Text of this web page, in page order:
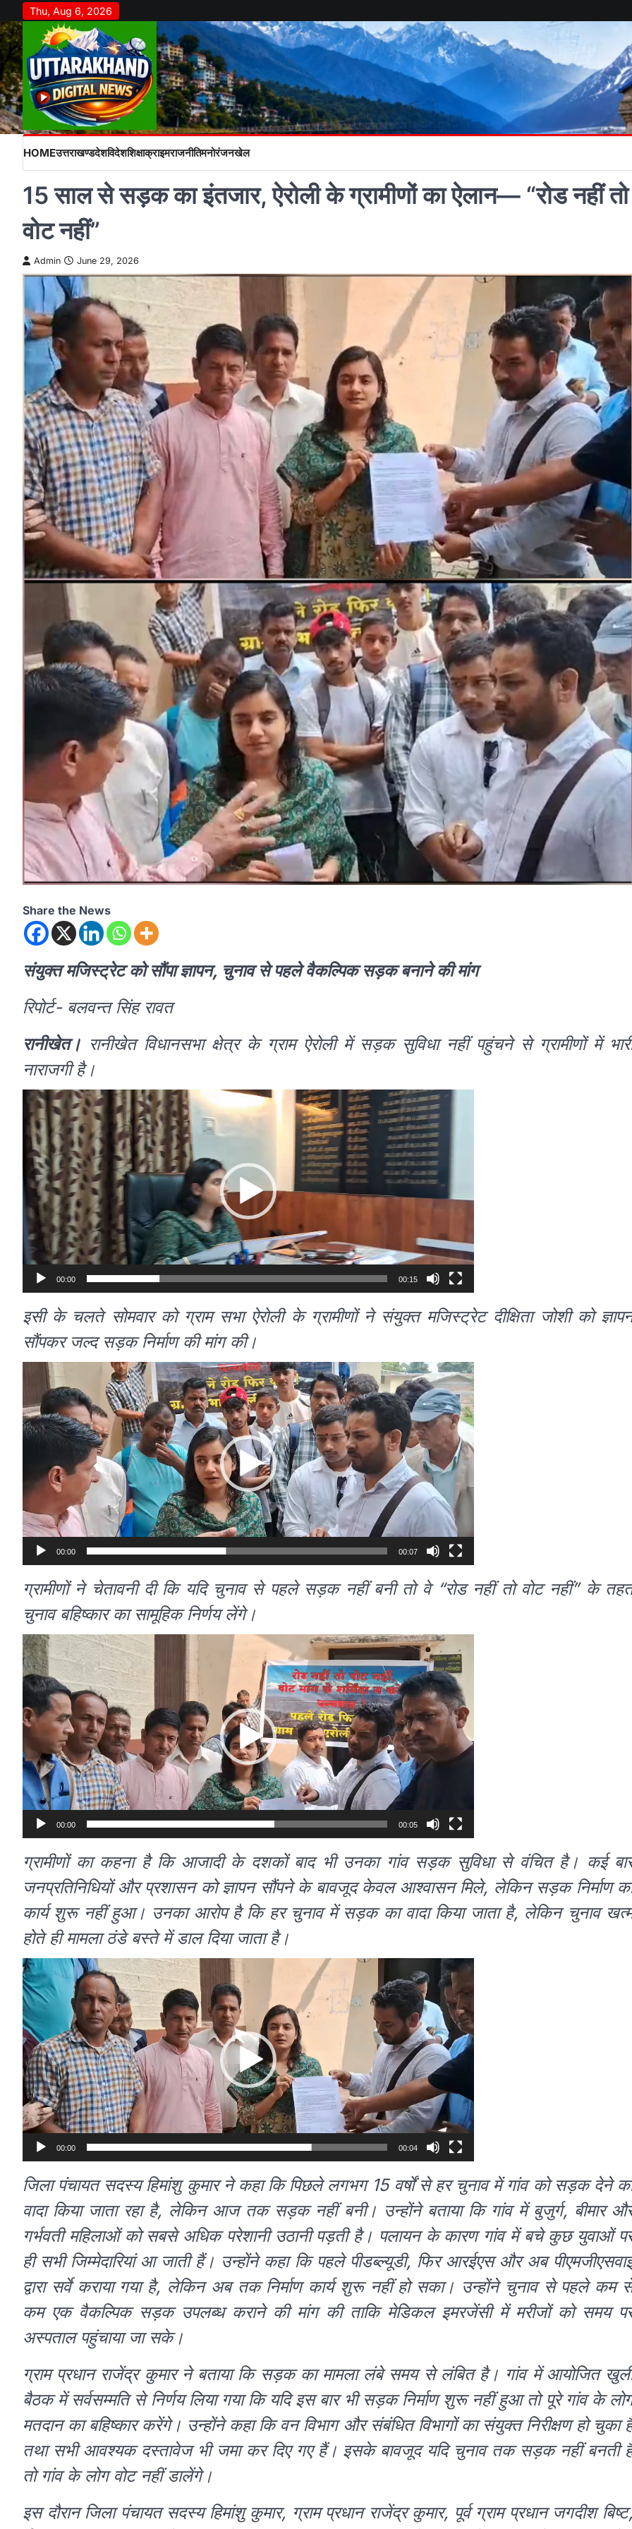
to
content
Thu, Aug 6, 2026
HOMEउत्तराखण्डदेशविदेशशिक्षाक्राइमराजनीतिमनोरंजनखेल
15 साल से सड़क का इंतजार, ऐरोली के ग्रामीणों का ऐलान— “रोड नहीं तो
वोट नहीं”
Admin June 29, 2026
Share the News
संयुक्त मजिस्ट्रेट को सौंपा ज्ञापन, चुनाव से पहले वैकल्पिक सड़क बनाने की मांग
रिपोर्ट- बलवन्त सिंह रावत
रानीखेत। रानीखेत विधानसभा क्षेत्र के ग्राम ऐरोली में सड़क सुविधा नहीं पहुंचने से ग्रामीणों में
नाराजगी है।
Video
Player
00:00 00:15
इसी के चलते सोमवार को ग्राम सभा ऐरोली के ग्रामीणों ने संयुक्त मजिस्ट्रेट दीक्षिता जोशी को
सौंपकर जल्द सड़क निर्माण की मांग की।
Video
Player
00:00 00:07
ग्रामीणों ने चेतावनी दी कि यदि चुनाव से पहले सड़क नहीं बनी तो वे “रोड नहीं तो वोट नहीं” के
चुनाव बहिष्कार का सामूहिक निर्णय लेंगे।
Video
Player
00:00 00:05
ग्रामीणों का कहना है कि आजादी के दशकों बाद भी उनका गांव सड़क सुविधा से वंचित है। कई
जनप्रतिनिधियों और प्रशासन को ज्ञापन सौंपने के बावजूद केवल आश्वासन मिले, लेकिन सड़क निर्माण
कार्य शुरू नहीं हुआ। उनका आरोप है कि हर चुनाव में सड़क का वादा किया जाता है, लेकिन चुनाव
होते ही मामला ठंडे बस्ते में डाल दिया जाता है।
Video
Player
00:00 00:04
जिला पंचायत सदस्य हिमांशु कुमार ने कहा कि पिछले लगभग 15 वर्षों से हर चुनाव में गांव को सड़क देने
वादा किया जाता रहा है, लेकिन आज तक सड़क नहीं बनी। उन्होंने बताया कि गांव में बुजुर्ग, बीमार
गर्भवती महिलाओं को सबसे अधिक परेशानी उठानी पड़ती है। पलायन के कारण गांव में बचे कुछ युवाओं
ही सभी जिम्मेदारियां आ जाती हैं। उन्होंने कहा कि पहले पीडब्ल्यूडी, फिर आरईएस और अब
द्वारा सर्वे कराया गया है, लेकिन अब तक निर्माण कार्य शुरू नहीं हो सका। उन्होंने चुनाव से पहले कम
कम एक वैकल्पिक सड़क उपलब्ध कराने की मांग की ताकि मेडिकल इमरजेंसी में मरीजों को समय
अस्पताल पहुंचाया जा सके।
ग्राम प्रधान राजेंद्र कुमार ने बताया कि सड़क का मामला लंबे समय से लंबित है। गांव में आयोजित
बैठक में सर्वसम्मति से निर्णय लिया गया कि यदि इस बार भी सड़क निर्माण शुरू नहीं हुआ तो पूरे गांव के
मतदान का बहिष्कार करेंगे। उन्होंने कहा कि वन विभाग और संबंधित विभागों का संयुक्त निरीक्षण हो चुका
तथा सभी आवश्यक दस्तावेज भी जमा कर दिए गए हैं। इसके बावजूद यदि चुनाव तक सड़क नहीं बनती
तो गांव के लोग वोट नहीं डालेंगे।
इस दौरान जिला पंचायत सदस्य हिमांशु कुमार, ग्राम प्रधान राजेंद्र कुमार, पूर्व ग्राम प्रधान जगदीश